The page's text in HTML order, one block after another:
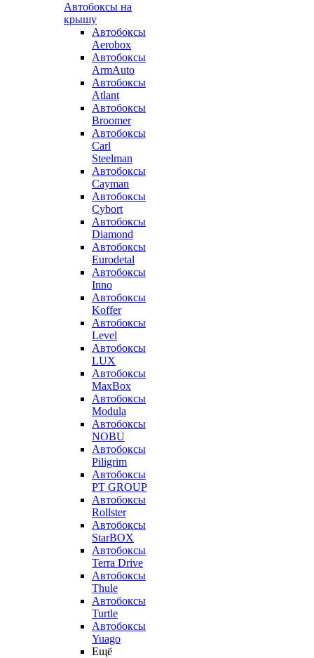
Автобоксы на
крышу
Автобоксы
Aerobox
Автобоксы
ArmAuto
Автобоксы
Atlant
Автобоксы
Broomer
Автобоксы
Carl
Steelman
Автобоксы
Cayman
Автобоксы
Cybort
Автобоксы
Diamond
Автобоксы
Eurodetal
Автобоксы
Inno
Автобоксы
Koffer
Автобоксы
Level
Автобоксы
LUX
Автобоксы
MaxBox
Автобоксы
Modula
Автобоксы
NOBU
Автобоксы
Piligrim
Автобоксы
PT GROUP
Автобоксы
Rollster
Автобоксы
StarBOX
Автобоксы
Terra Drive
Автобоксы
Thule
Автобоксы
Turtle
Автобоксы
Yuago
Ещё